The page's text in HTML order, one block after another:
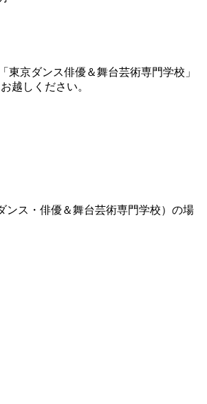
東京ダンス俳優＆舞台芸術専門学校」
越しください。
ンス・俳優＆舞台芸術専門学校）の場